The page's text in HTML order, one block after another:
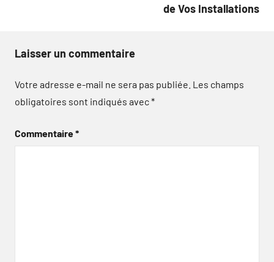
de Vos Installations
Laisser un commentaire
Votre adresse e-mail ne sera pas publiée. Les champs
obligatoires sont indiqués avec*
Commentaire*